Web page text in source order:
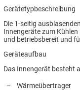
Gerätetypbeschreibung
Die 1-seitig
Innengeräte zum
und betriebsbereit und
Geräteaufbau
Das Innengerät besteht
–
Wärmeübertrager